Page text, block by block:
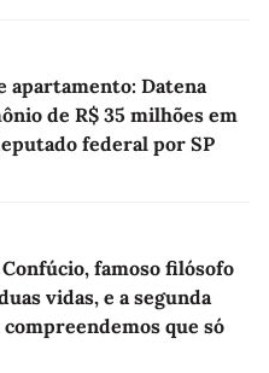
apartamento: Datena
de R$ 35 milhões em
federal por SP
famoso filósofo
vidas, e a segunda
compreendemos que só